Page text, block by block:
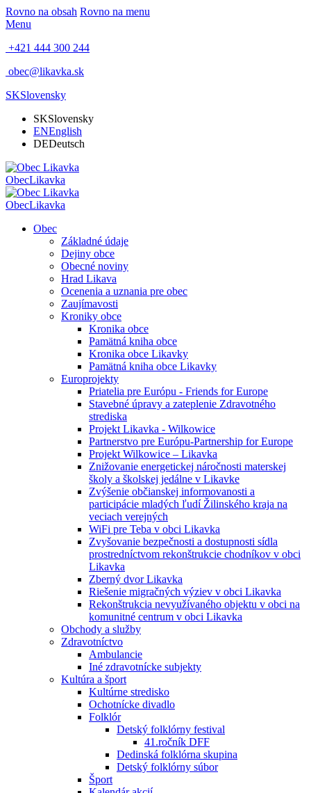
Rovno na obsah Rovno na menu
Menu
+421 444 300 244
obec@likavka.sk
SKSlovensky
SKSlovensky
ENEnglish
DEDeutsch
ObecLikavka
ObecLikavka
Obec
Základné údaje
Dejiny obce
Obecné noviny
Hrad Likava
Ocenenia a uznania pre obec
Zaujímavosti
Kroniky obce
Kronika obce
Pamätná kniha obce
Kronika obce Likavky
Pamätná kniha obce Likavky
Europrojekty
Priatelia pre Európu - Friends for Europe
Stavebné úpravy a zateplenie Zdravotného
strediska
Projekt Likavka - Wilkowice
Partnerstvo pre Európu-Partnership for Europe
Projekt Wilkowice – Likavka
Znižovanie energetickej náročnosti materskej
školy a školskej jedálne v Likavke
Zvýšenie občianskej informovanosti a
participácie mladých ľudí Žilinského kraja na
veciach verejných
WiFi pre Teba v obci Likavka
Zvyšovanie bezpečnosti a dostupnosti sídla
prostredníctvom rekonštrukcie chodníkov v obci
Likavka
Zberný dvor Likavka
Riešenie migračných výziev v obci Likavka
Rekonštrukcia nevyužívaného objektu v obci na
komunitné centrum v obci Likavka
Obchody a služby
Zdravotníctvo
Ambulancie
Iné zdravotnícke subjekty
Kultúra a šport
Kultúrne stredisko
Ochotnícke divadlo
Folklór
Detský folklórny festival
41.ročník DFF
Dedinská folklórna skupina
Detský folklórny súbor
Šport